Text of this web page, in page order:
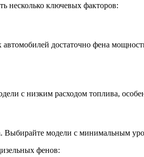
несколько ключевых факторов:
достаточно фена
с низким расходом топлива,
Выбирайте модели с минимальным
фенов: